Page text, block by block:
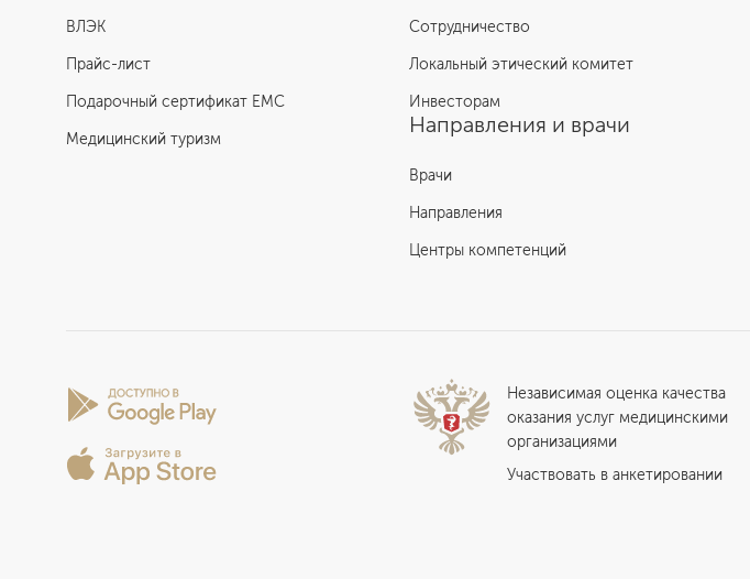
Сотрудничество
Локальный этический комитет
Инвесторам
Направления и врачи
Врачи
Направления
Центры компетенций
ВЛЭК
Прайс-лист
Подарочный сертификат EMC
Медицинский туризм
Независимая оценка качества
оказания услуг медицинскими
организациями
Участвовать в анкетировании